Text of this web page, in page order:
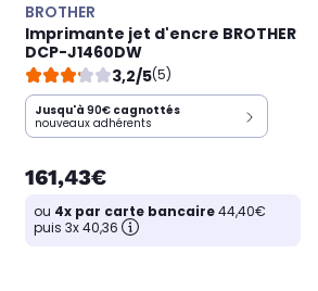
BROTHER
Imprimante jet d'encre BROTHER
DCP-J1460DW
3,2/5(5)
Jusqu'à 90€ cagnottés
nouveaux adhérents
161,43€
ou 4x par carte bancaire44,40€
puis 3x 40,36